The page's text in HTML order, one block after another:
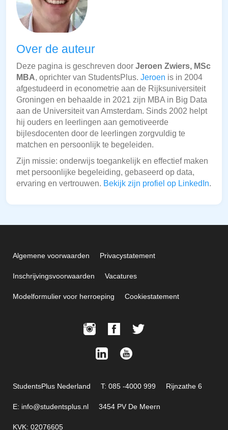
Over de auteur
Deze pagina is geschreven door Jeroen Zwiers, MSc
MBA, oprichter van StudentsPlus. Jeroen is in 2004
afgestudeerd in econometrie aan de Rijksuniversiteit
Groningen en behaalde in 2021 zijn MBA in Big Data
aan de Universiteit van Amsterdam. Sinds 2002 helpt
hij ouders en leerlingen aan gemotiveerde
bijlesdocenten door de leerlingen zorgvuldig te
matchen en persoonlijk te begeleiden.
Zijn missie: onderwijs toegankelijk en effectief maken
met persoonlijke begeleiding, gebaseerd op data,
ervaring en vertrouwen. Bekijk zijn profiel op LinkedIn.
Algemene voorwaarden Privacystatement
Inschrijvingsvoorwaarden Vacatures
Modelformulier voor herroeping Cookiestatement
StudentsPlus Nederland T: 085 -4000 999 Rijnzathe 6
E: info@studentsplus.nl 3454 PV De Meern
KVK: 02076605